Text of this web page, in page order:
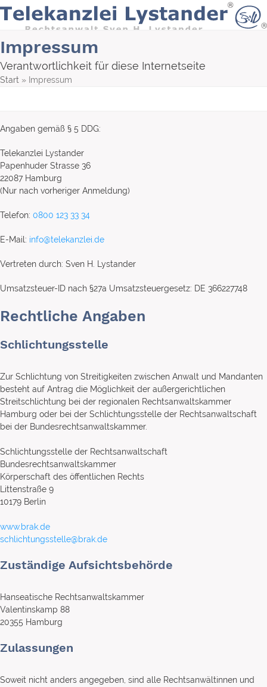
Skip
content
Impressum
Verantwortlichkeit für diese Internetseite
Start » Impressum
Angaben gemäß § 5 DDG:
Telekanzlei Lystander
Papenhuder Strasse 36
22087 Hamburg
(Nur nach vorheriger Anmeldung)
Telefon: 0800 123 33 34
E-Mail: info@telekanzlei.de
Vertreten durch: Sven H. Lystander
Umsatzsteuer-ID nach §27a Umsatzsteuergesetz: DE 366227748
Rechtliche Angaben
Schlichtungsstelle
Zur Schlichtung von Streitigkeiten zwischen Anwalt und Mandanten
besteht auf Antrag die Möglichkeit der außergerichtlichen
Streitschlichtung bei der regionalen Rechtsanwaltskammer
Hamburg oder bei der Schlichtungsstelle der Rechtsanwaltschaft
bei der Bundesrechtsanwaltskammer.
Schlichtungsstelle der Rechtsanwaltschaft
Bundesrechtsanwaltskammer
Körperschaft des öffentlichen Rechts
Littenstraße 9
10179 Berlin
www.brak.de
schlichtungsstelle@brak.de
Zuständige Aufsichtsbehörde
Hanseatische Rechtsanwaltskammer
Valentinskamp 88
20355 Hamburg
Zulassungen
Soweit nicht anders angegeben, sind alle Rechtsanwältinnen und